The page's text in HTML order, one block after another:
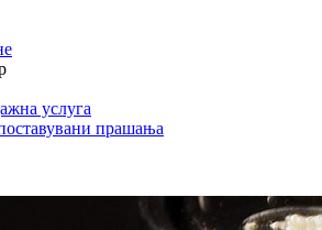
услуга
прашања